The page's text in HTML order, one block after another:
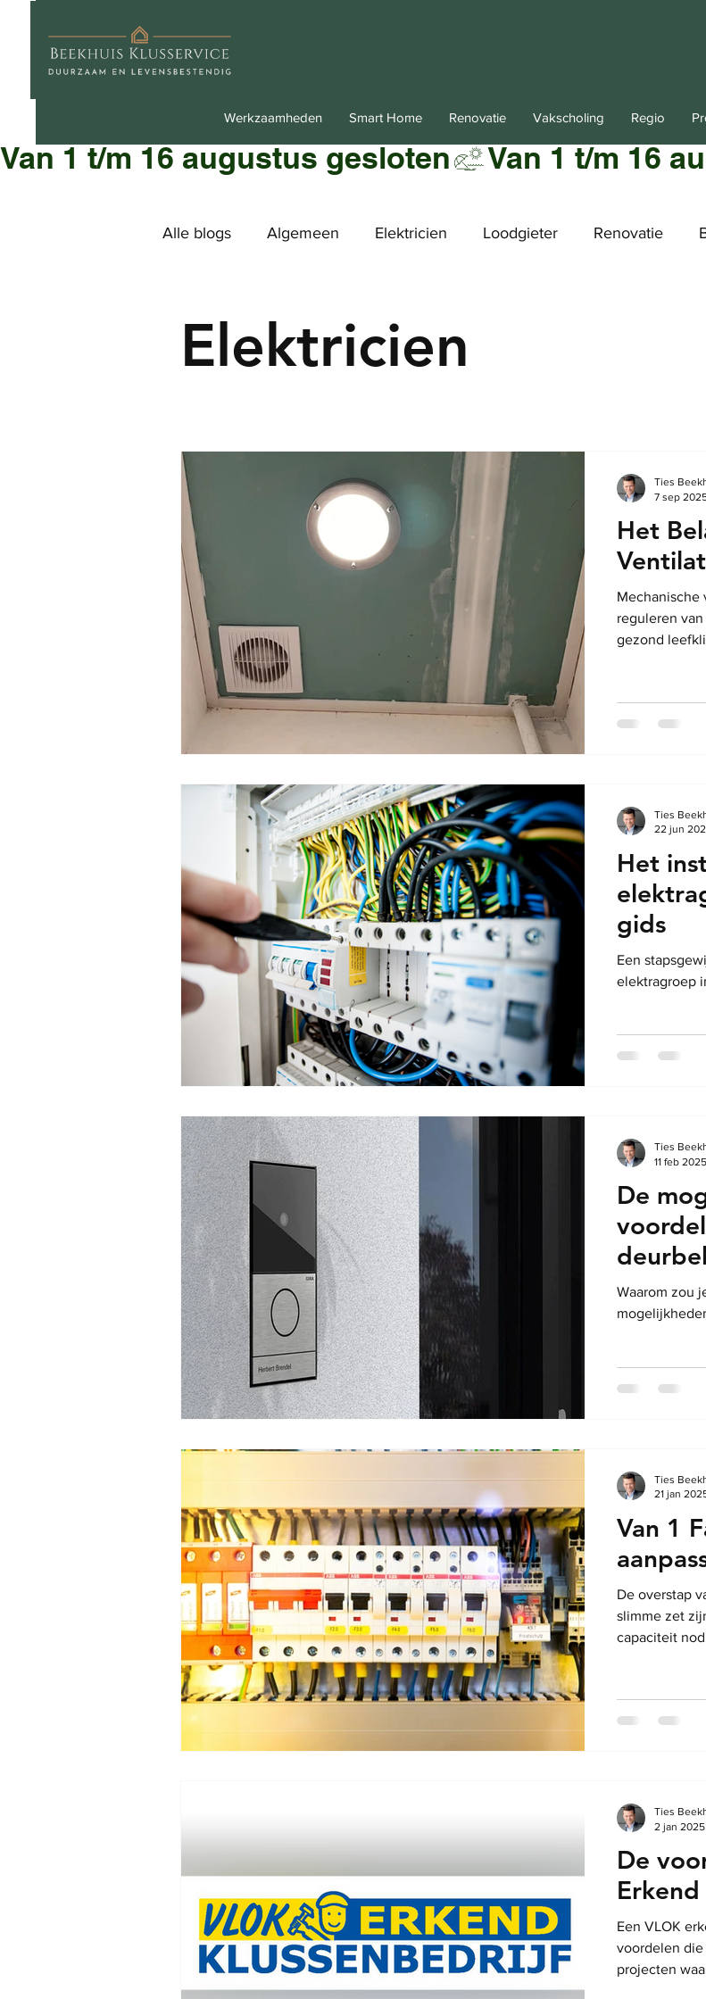
Werkzaamheden Smart Home Renovatie Vakscholing Regio
Van 1 t/m 16 augustus gesloten
Alle blogs Algemeen Elektricien Loodgieter Renovatie
Elektricien
Het
Mechanische
reguleren
gezond
Ties
7 sep
Het
gids
Een
elektragroep
Ties
22 jun
De
deurbel
Waarom zou
Ties
11 feb 2025
Van 1
De overstap
slimme zet
capaciteit
Ties
21 jan
De
Een VLOK
voordelen
projecten
Ties
2 jan 2025